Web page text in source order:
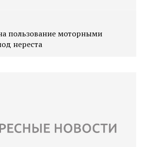
пользование моторными
нереста